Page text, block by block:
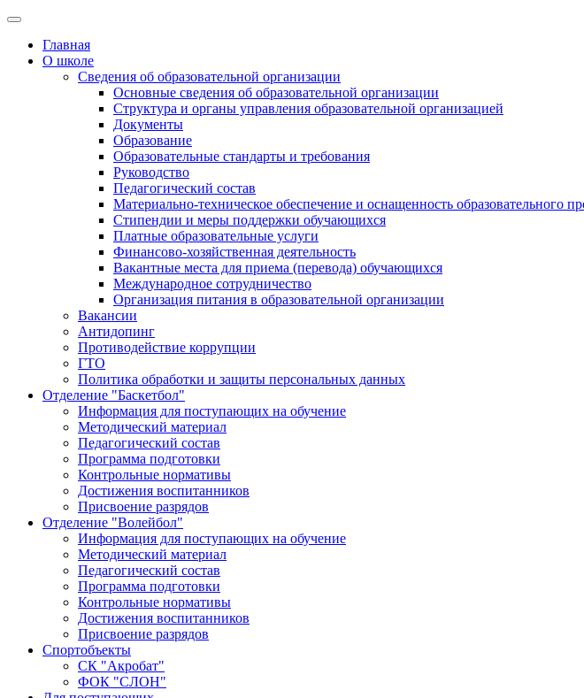
Главная
О школе
Сведения об образовательной организации
Основные сведения об образовательной организации
Структура и органы управления образовательной организацией
Документы
Образование
Образовательные стандарты и требования
Руководство
Педагогический состав
Материально-техническое обеспечение и оснащенность образовательного
Стипендии и меры поддержки обучающихся
Платные образовательные услуги
Финансово-хозяйственная деятельность
Вакантные места для приема (перевода) обучающихся
Международное сотрудничество
Организация питания в образовательной организации
Вакансии
Антидопинг
Противодействие коррупции
ГТО
Политика обработки и защиты персональных данных
Отделение "Баскетбол"
Информация для поступающих на обучение
Методический материал
Педагогический состав
Программа подготовки
Контрольные нормативы
Достижения воспитанников
Присвоение разрядов
Отделение "Волейбол"
Информация для поступающих на обучение
Методический материал
Педагогический состав
Программа подготовки
Контрольные нормативы
Достижения воспитанников
Присвоение разрядов
Спортобъекты
СК "Акробат"
ФОК "СЛОН"